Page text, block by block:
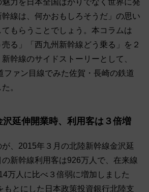
力を日本全国ばかりでなく世界に発
線は、何かおもしろそうだ」の思い
もらうことでしょう。本コラムは
売る」「西九州新幹線どう乗る」を２
幹線のサイドストーリーとして、
ファン目線でみた佐賀・長崎の鉄道
。
延伸開業時、利用客は３倍増
、2015年３月の北陸新幹線金沢延
新幹線利用客は926万人で、在来線
万人に比べ３倍弱に増加しました
もとにした日本政策投資銀行北陸支